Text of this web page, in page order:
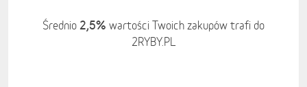
Średnio 2,5% wartości Twoich zakupów trafi do
2RYBY.PL